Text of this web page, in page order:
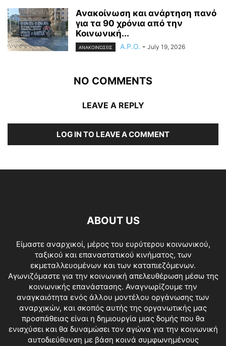
Ανακοίνωση και ανάρτηση πανό
για τα 90 χρόνια από την
Κοινωνική...
ΑΝΑΚΟΙΝΏΣΕΙΣ A.P.O. - July 19, 2026
NO COMMENTS
LEAVE A REPLY
LOG IN TO LEAVE A COMMENT
ABOUT US
Είμαστε αναρχικοί, μέρος του ευρύτερου κοινωνικού,
ταξικού και επαναστατικού κινήματος, των
εκμεταλλευομένων και των καταπιεζόμενων.
Αγωνιζόμαστε για την κοινωνική απελευθέρωση μέσω της
κοινωνικής επανάστασης. Αναγνωρίζουμε την
αναγκαιότητα ενός άλλου μοντέλου οργάνωσης των
αναρχικών, και σκοπός αυτής της οργανωτικής μας
προσπάθειας είναι η δημιουργία μιας δομής που θα
ενισχύσει και θα δυναμώσει τον αγώνα για την κοινωνική
αυτοδιεύθυνση με βάση κοινά συμφωνημένους